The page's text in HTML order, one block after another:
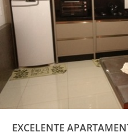
EXCELENTE